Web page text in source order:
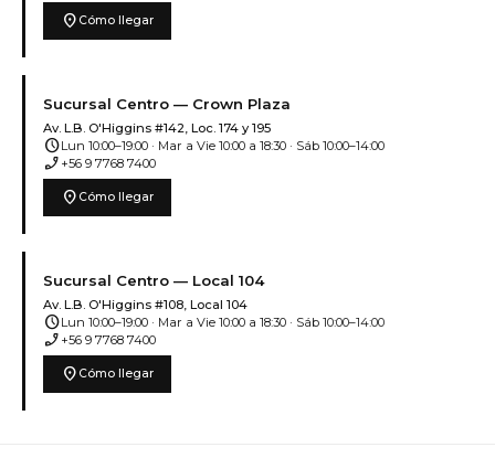
location_on Cómo llegar
Sucursal Centro — Crown Plaza
Av. L.B. O'Higgins #142, Loc. 174 y 195
scheduleLun 10:00–19:00 · Mar a Vie 10:00 a 18:30 · Sáb 10:00–14:00
phone_enabled +56 9 7768 7400
location_on Cómo llegar
Sucursal Centro — Local 104
Av. L.B. O'Higgins #108, Local 104
scheduleLun 10:00–19:00 · Mar a Vie 10:00 a 18:30 · Sáb 10:00–14:00
phone_enabled +56 9 7768 7400
location_on Cómo llegar